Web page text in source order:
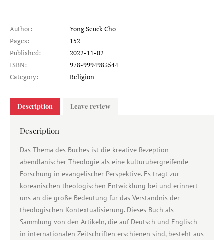
Author:
Yong Seuck Cho
Pages:
152
Published:
2022-11-02
ISBN:
978-9994983544
Category:
Religion
Description Leave review
Description
Das Thema des Buches ist die kreative Rezeption
abendlänischer Theologie als eine kulturübergreifende
Forschung in evangelischer Perspektive. Es trägt zur
koreanischen theologischen Entwicklung bei und erinnert
uns an die große Bedeutung für das Verständnis der
theologischen Kontextualisierung. Dieses Buch als
Sammlung von den Artikeln, die auf Deutsch und Englisch
in internationalen Zeitschriften erschienen sind, besteht aus